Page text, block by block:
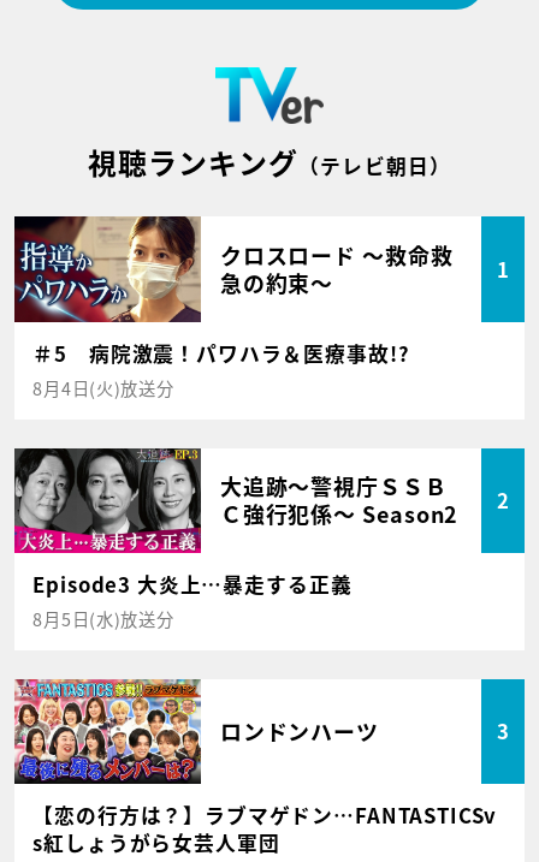
視聴ランキング （テレビ朝日）
クロスロード ～救命救
急の約束～
1
＃5 病院激震！パワハラ＆医療事故!?
8月4日(火)放送分
大追跡～警視庁ＳＳＢ
Ｃ強行犯係～ Season2
2
Episode3 大炎上…暴走する正義
8月5日(水)放送分
ロンドンハーツ 3
【恋の行方は？】ラブマゲドン…FANTASTICSv
s紅しょうがら女芸人軍団